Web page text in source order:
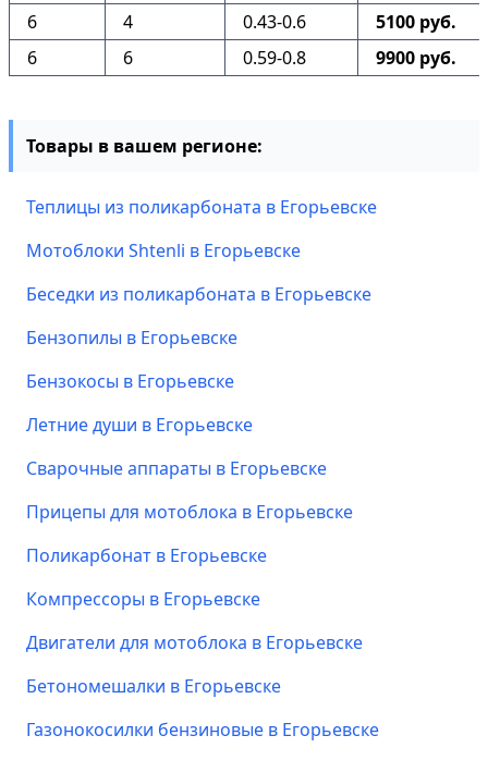
6 4 0.43-0.6
5100 руб.
6
6 0.59-0.8 9900 руб.
Товары в вашем регионе:
Теплицы из поликарбоната в Егорьевске
Мотоблоки Shtenli в Егорьевске
Беседки из поликарбоната в Егорьевске
Бензопилы в Егорьевске
Бензокосы в Егорьевске
Летние души в Егорьевске
Сварочные аппараты в Егорьевске
Прицепы для мотоблока в Егорьевске
Поликарбонат в Егорьевске
Компрессоры в Егорьевске
Двигатели для мотоблока в Егорьевске
Бетономешалки в Егорьевске
Газонокосилки бензиновые в Егорьевске